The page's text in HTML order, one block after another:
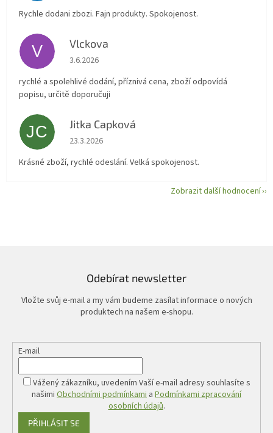
Rychle dodani zbozi. Fajn produkty. Spokojenost.
V Vlckova
Hodnocení obchodu je 5 z 5 hvězdiček.
3.6.2026
rychlé a spolehlivé dodání, příznivá cena, zboží odpovídá
popisu, určitě doporučuji
JC Jitka Capková
Hodnocení obchodu je 5 z 5 hvězdiček.
23.3.2026
Krásné zboží, rychlé odeslání. Velká spokojenost.
Zobrazit další hodnocení
Odebírat newsletter
Vložte svůj e-mail a my vám budeme zasílat informace o nových
produktech na našem e-shopu.
E-mail
Vážený zákazníku, uvedením Vaší e-mail adresy souhlasíte s
našimi Obchodními podmínkami a Podmínkami zpracování
osobních údajů.
PŘIHLÁSIT SE